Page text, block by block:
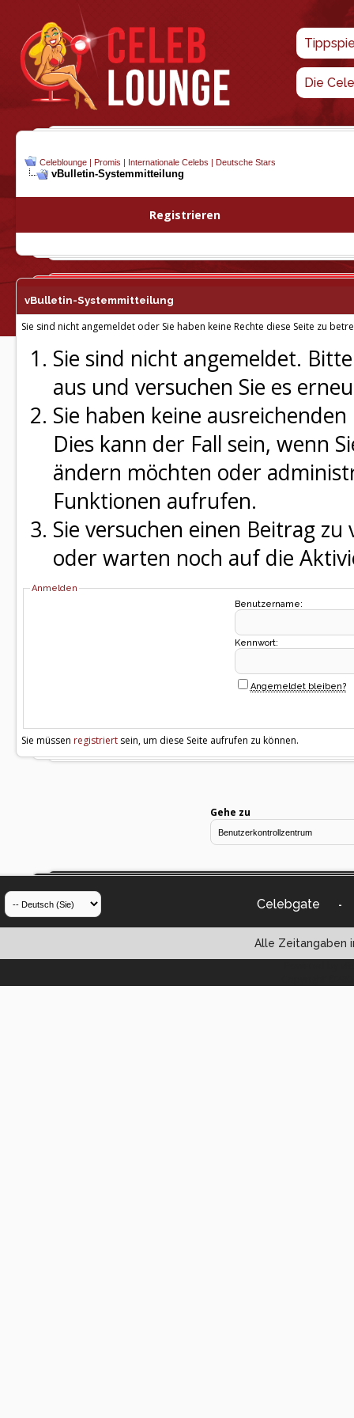
Die
Celeblounge | Promis | Internationale Celebs | Deutsche Stars
vBulletin-Systemmitteilung
Registrieren
vBulletin-Systemmitteilung
Sie sind nicht angemeldet oder Sie haben keine Rechte diese Seite zu
Sie sind nicht angemeldet.
aus und versuchen Sie es
Sie haben keine
Dies kann der Fall sein, wenn
ändern möchten oder
Funktionen aufrufen.
Sie versuchen einen Beitrag
oder warten noch auf die
Anmelden
Benutzername:
Kennwort:
Angemeldet bleiben?
Sie müssen registriert sein, um diese Seite aufrufen zu können.
Gehe zu
Celebgate -
Alle Zeitangaben